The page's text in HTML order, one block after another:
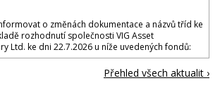
o změnách dokumentace a názvů tříd ke
rozhodnutí společnosti VIG Asset
Ltd. ke dni 22.7.2026 u níže uvedených fondů:
Přehled všech aktualit ›